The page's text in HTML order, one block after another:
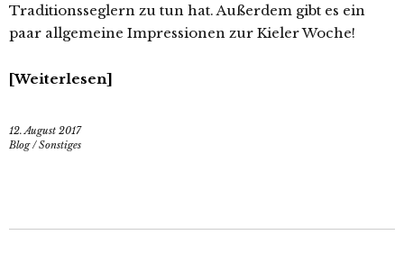
Traditionsseglern zu tun hat. Außerdem gibt es ein
paar allgemeine Impressionen zur Kieler Woche!
Weiterlesen
12. August 2017
Blog/Sonstiges